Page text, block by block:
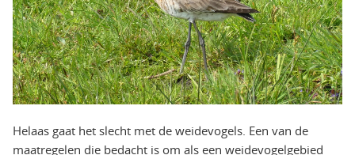
Helaas gaat het slecht met de weidevogels. Een van de
maatregelen die bedacht is om als een weidevogelgebied